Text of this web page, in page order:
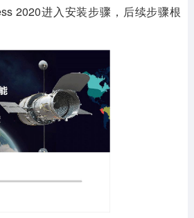
2020进入安装步骤，后续步骤根